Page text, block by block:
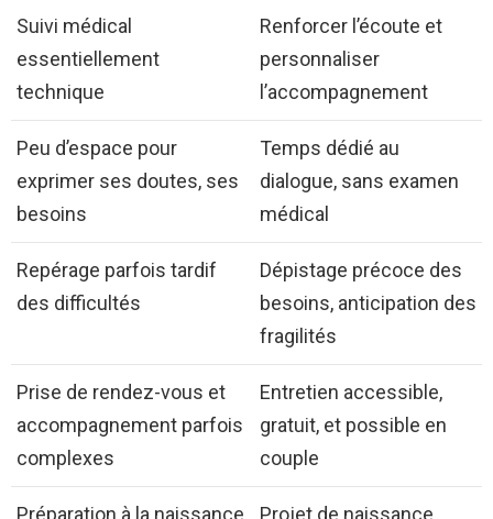
Suivi médical
essentiellement
technique
Renforcer l’écoute et
personnaliser
l’accompagnement
Peu d’espace pour
exprimer ses doutes, ses
besoins
Temps dédié au
dialogue, sans examen
médical
Repérage parfois tardif
des difficultés
Dépistage précoce des
besoins, anticipation des
fragilités
Prise de rendez-vous et
accompagnement parfois
complexes
Entretien accessible,
gratuit, et possible en
couple
Préparation à la naissance Projet de naissance